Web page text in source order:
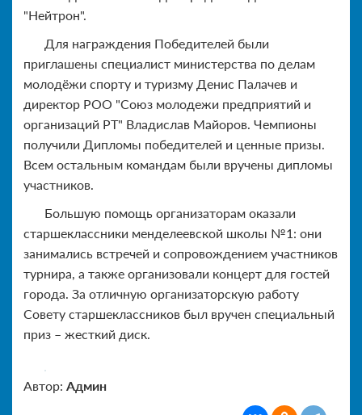
"Нейтрон".
Для награждения Победителей были
приглашены специалист министерства по делам
молодёжи спорту и туризму Денис Палачев и
директор РОО "Союз молодежи предприятий и
организаций РТ" Владислав Майоров. Чемпионы
получили Дипломы победителей и ценные призы.
Всем остальным командам были вручены дипломы
участников.
Большую помощь организаторам оказали
старшеклассники менделеевской школы №1: они
занимались встречей и сопровождением участников
турнира, а также организовали концерт для гостей
города. За отличную организаторскую работу
Совету старшеклассников был вручен специальный
приз – жесткий диск.
Автор: Админ